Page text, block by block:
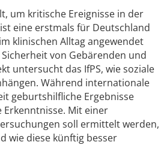
um kritische Ereignisse in der
eine erstmals für Deutschland
klinischen Alltag angewendet
von Gebärenden und
untersucht das IfPS, wie soziale
Während internationale
geburtshilfliche Ergebnisse
Mit einer
soll ermittelt werden,
wie diese künftig besser